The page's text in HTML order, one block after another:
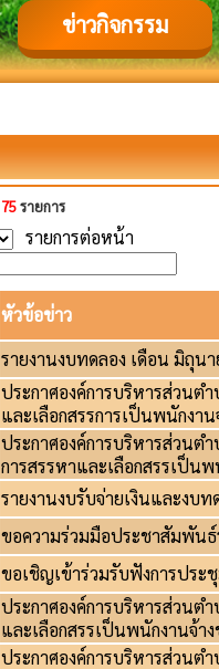
ข่าวกิจกรรม
75รายการ
รายการต่อหน้า
หัวข้อข่าว
รายงานงบทดลอง เดือน มิถุน
ประกาศองค์การบริหารส่วนต
และเลือกสรรการเป็นพนักงาน
ประกาศองค์การบริหารส่วนต
การสรรหาและเลือกสรรเป็นพ
รายงานงบรับจ่ายเงินและงบ
ขอความร่วมมือประชาสัมพัน
ขอเชิญเข้าร่วมรับฟังการปร
ประกาศองค์การบริหารส่วนต
และเลือกสรรเป็นพนักงานจ้า
ประกาศองค์การบริหารส่วนต